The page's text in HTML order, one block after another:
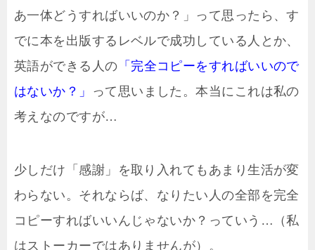
あ一体どうすればいいのか？」って思ったら、す
でに本を出版するレベルで成功している人とか、
英語ができる人の 「完全コピーをすればいいので
はないか？」
って思いました。本当にこれは私の
考えなのですが…
少しだけ「感謝」を取り入れてもあまり生活が変
わらない。それならば、なりたい人の全部を完全
コピーすればいいんじゃないか？っていう…（私
はストーカーではありませんが）。